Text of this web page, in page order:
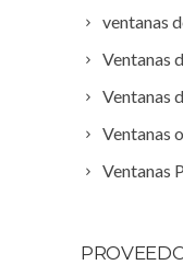
ventanas
Ventanas
Ventanas
Ventanas
Ventanas